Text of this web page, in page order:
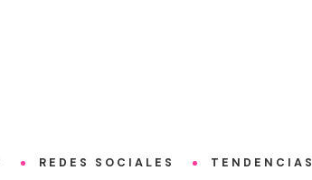
REDES SOCIALES TENDENCIAS